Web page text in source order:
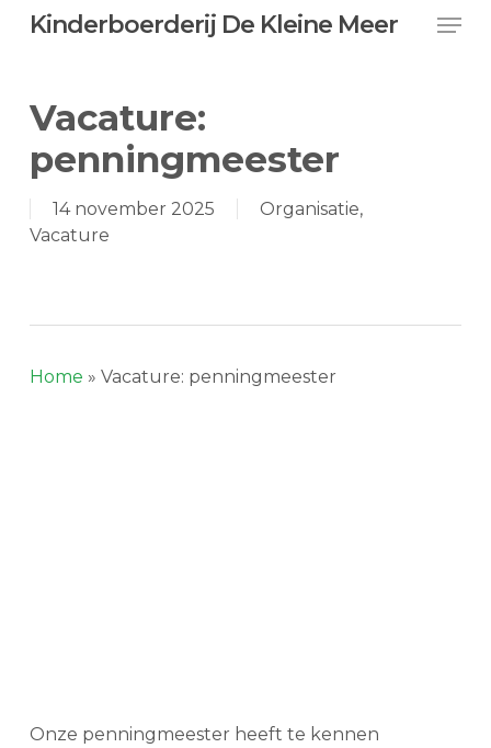
SkipKinderboerderij De Kleine Meer
Vacature:
penningmeester
14 november 2025 Organisatie,
Vacature
Home » Vacature: penningmeester
Onze penningmeester heeft te kennen